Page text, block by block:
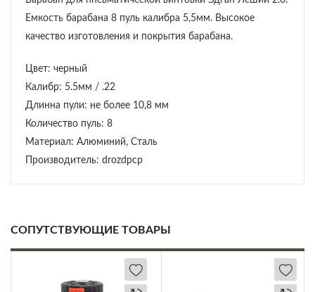
Емкость барабана 8 пуль калибра 5,5мм. Высокое
качество изготовления и покрытия барабана.
Цвет: черный
Калибр: 5.5мм / .22
Длинна пули: не более 10,8 мм
Количество пуль: 8
Материал: Алюминий, Сталь
Производитель: drozdpcp
СОПУТСТВУЮЩИЕ ТОВАРЫ